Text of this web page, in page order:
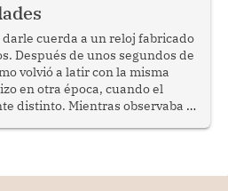
de fortalecer las políticas
mayores en pobreza.
cuerda a un reloj fabricado
Después de unos segundos de
volvió a latir con la misma
en otra época, cuando el
distinto. Mientras observaba el